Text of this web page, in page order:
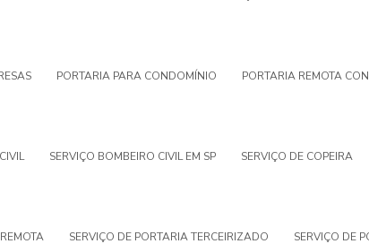
PORTARIA PARA CONDOMÍNIO PORTARIA REMOTA
SERVIÇO BOMBEIRO CIVIL EM SP SERVIÇO DE COPEIRA
SERVIÇO DE PORTARIA TERCEIRIZADO SERVIÇO DE